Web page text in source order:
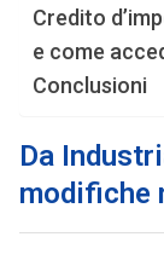
Credito
e come
Conclusioni
Da
modifiche